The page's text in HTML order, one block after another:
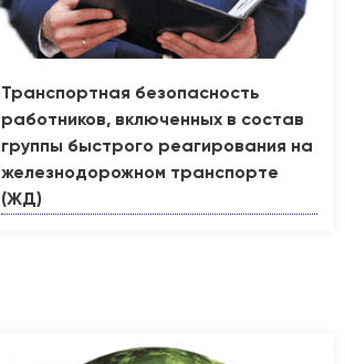
Транспортная безопасность
работников, включенных в состав
группы быстрого реагирования на
железнодорожном транспорте
(ЖД)